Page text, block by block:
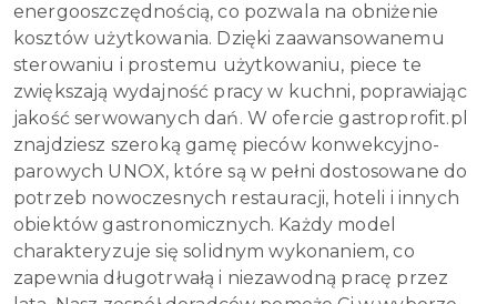
energooszczędnością, co pozwala na obniżenie
kosztów użytkowania. Dzięki zaawansowanemu
sterowaniu i prostemu użytkowaniu, piece te
zwiększają wydajność pracy w kuchni, poprawiając
jakość serwowanych dań. W ofercie gastroprofit.pl
znajdziesz szeroką gamę pieców konwekcyjno-
parowych UNOX, które są w pełni dostosowane do
potrzeb nowoczesnych restauracji, hoteli i innych
obiektów gastronomicznych. Każdy model
charakteryzuje się solidnym wykonaniem, co
zapewnia długotrwałą i niezawodną pracę przez